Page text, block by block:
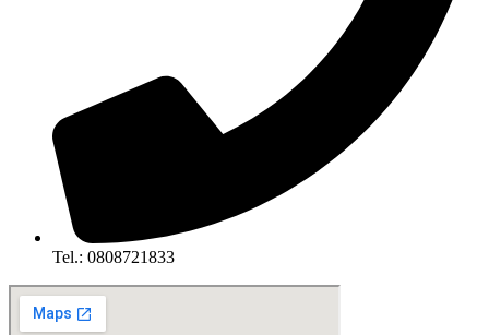
Tel.: 0808721833